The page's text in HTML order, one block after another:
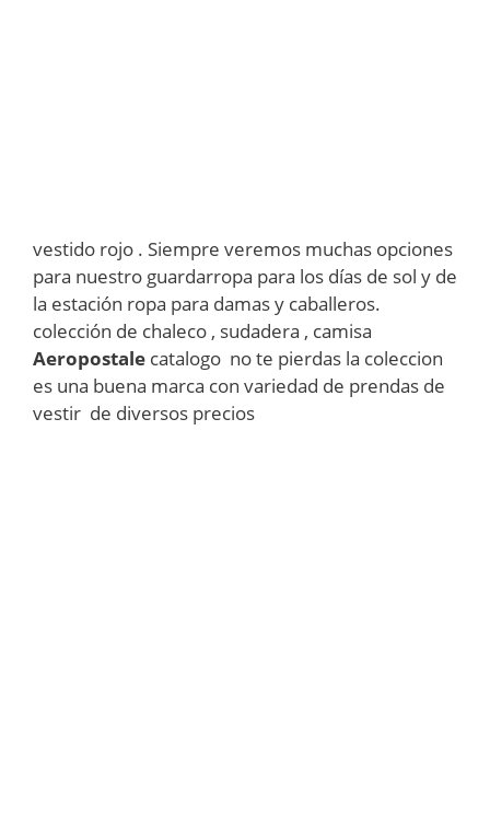
vestido rojo . Siempre veremos muchas opciones
para nuestro guardarropa para los días de sol y de
la estación ropa para damas y caballeros.
colección de chaleco , sudadera , camisa
Aeropostale catalogo no te pierdas la coleccion
es una buena marca con variedad de prendas de
vestir de diversos precios